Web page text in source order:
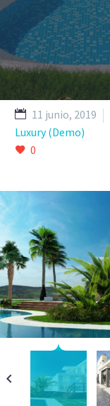
11 junio, 2019
Luxury (Demo)
0